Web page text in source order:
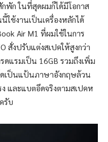
พัก ในที่สุดผมก็ได้มีโอกาส
ใช้งานเป็นเครื่องหลักได้
Air M1 ที่ผมใช้ในการ
สั่งปรับแต่งสเปคให้สูงกว่า
แรมเป็น 16GB รวมถึงเพิ่ม
ดเป็นแป้นภาษาอังกฤษล้วน
ง และแบตอึดจริงตามสเปคห
รับ